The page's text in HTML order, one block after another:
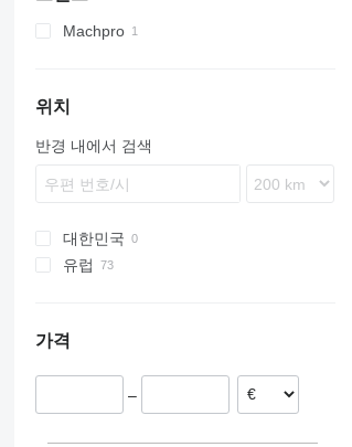
Machpro
위치
반경 내에서 검색
대한민국
유럽
노르웨이
가격
–